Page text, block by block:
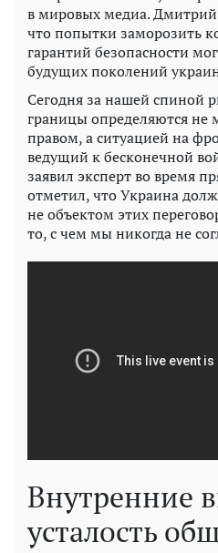
в мировых медиа. Дмитрий
что попытки заморозить
гарантий безопасности
будущих поколений
Сегодня за нашей спиной
границы определяются
правом, а ситуацией на
ведущий к бесконечной
заявил эксперт во время
отметил, что Украина
не объектом этих
то, с чем мы никогда не
Внутренние
усталость